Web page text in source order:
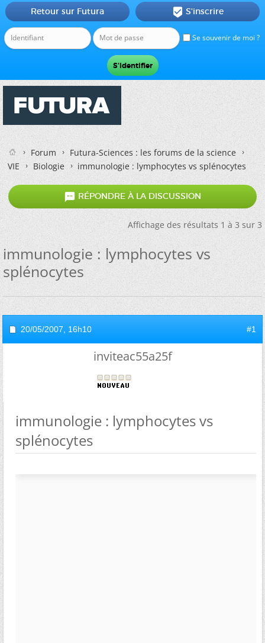
Se souvenir de moi ?
Retour sur Futura  S'inscrire
Forum
Futura-Sciences : les forums de la science
VIE
Biologie immunologie : lymphocytes vs splénocytes
 RÉPONDRE À LA DISCUSSION
Affichage des résultats 1 à 3 sur 3
immunologie : lymphocytes vs
splénocytes
20/05/2007, 16h10 #1
inviteac55a25f
immunologie : lymphocytes vs
splénocytes